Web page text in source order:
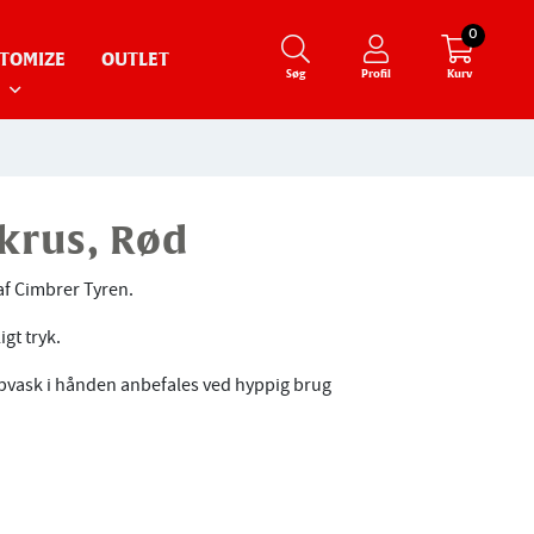
OUTLET
Søg Profil Kurv
0
Rød
Cimbrer Tyren.
tryk.
i hånden anbefales ved hyppig brug